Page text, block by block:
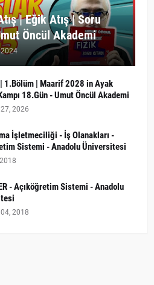
| Eğik Atış | Soru
Öncül Akademi
2024
1.Bölüm | Maarif 2028 in Ayak
18.Gün - Umut Öncül Akademi
2026
İşletmeciliği - İş Olanakları -
Sistemi - Anadolu Üniversitesi
- Açıköğretim Sistemi - Anadolu
2018